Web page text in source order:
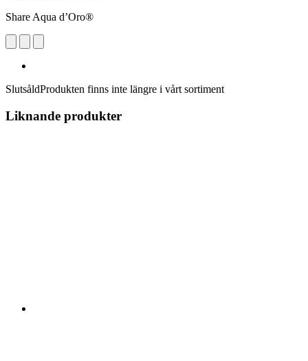
Share Aqua d’Oro®
SlutsåldProdukten finns inte längre i vårt sortiment
Liknande produkter